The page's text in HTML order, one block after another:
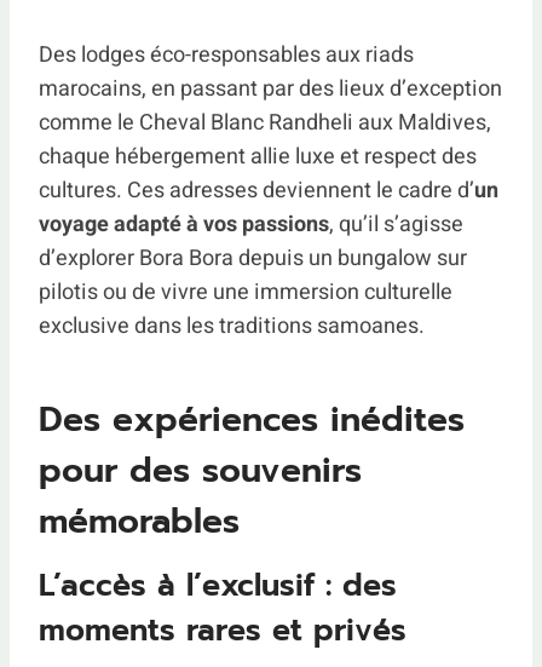
Des lodges éco-responsables aux riads
marocains, en passant par des lieux d’exception
comme le Cheval Blanc Randheli aux Maldives,
chaque hébergement allie luxe et respect des
cultures. Ces adresses deviennent le cadre d’un
voyage adapté à vos passions, qu’il s’agisse
d’explorer Bora Bora depuis un bungalow sur
pilotis ou de vivre une immersion culturelle
exclusive dans les traditions samoanes.
Des expériences inédites
pour des souvenirs
mémorables
L’accès à l’exclusif : des
moments rares et privés